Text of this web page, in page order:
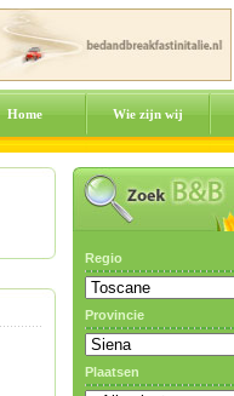
Home Wie zijn wij
Regio
Provincie
Plaatsen